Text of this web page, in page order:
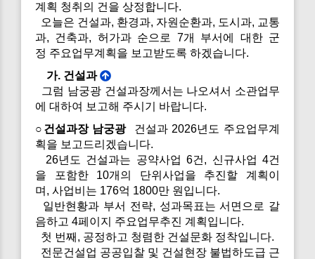
계획 청취의 건을 상정합니다.
오늘은 건설과, 환경과, 자원순환과, 도시과, 교통
과, 건축과, 허가과 순으로 7개 부서에 대한 군
정 주요업무계획을 보고받도록 하겠습니다.
가. 건설과
그럼 남궁광 건설과장께서는 나오셔서 소관업무
에 대하여 보고해 주시기 바랍니다.
○건설과장 남궁광건설과 2026년도 주요업무계
획을 보고드리겠습니다.
26년도 건설과는 공약사업 6건, 신규사업 4건
을 포함한 10개의 단위사업을 추진할 계획이
며, 사업비는 176억 1800만 원입니다.
일반현황과 부서 전략, 성과목표는 서면으로 갈
음하고 4페이지 주요업무추진 계획입니다.
첫 번째, 공정하고 청렴한 건설문화 정착입니다.
전문건설업 공공입찰 및 건설현장 불법하도급 근